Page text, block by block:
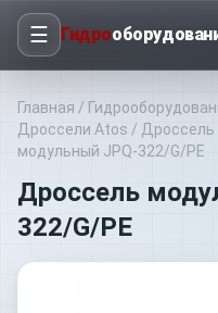
☰ Гидро
Главная /
Дроссели Atos /
модульный JPQ-322/G/PE
Дроссель
322/G/PE